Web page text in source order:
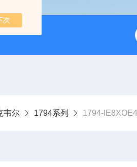
韦尔 1794系列 1794-IE8XOE4